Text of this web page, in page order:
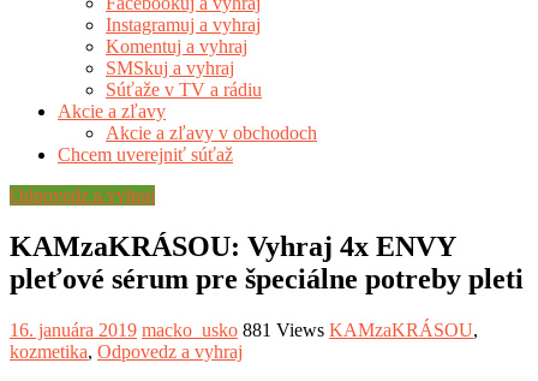
Instagramuj a vyhraj
Komentuj a vyhraj
SMSkuj a vyhraj
Súťaže v TV a rádiu
Akcie a zľavy
Akcie a zľavy v obchodoch
Chcem uverejniť súťaž
Odpovedz a vyhraj
KAMzaKRÁSOU: Vyhraj 4x ENVY
pleťové sérum pre špeciálne potreby pleti
16. januára 2019 macko_usko 881 Views KAMzaKRÁSOU,
kozmetika, Odpovedz a vyhraj